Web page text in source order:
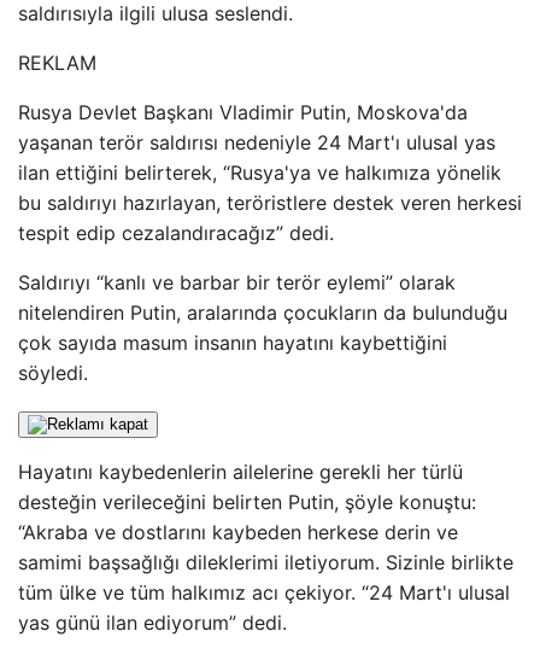
saldırısıyla ilgili ulusa seslendi.
REKLAM
Rusya Devlet Başkanı Vladimir Putin, Moskova'da
yaşanan terör saldırısı nedeniyle 24 Mart'ı ulusal yas
ilan ettiğini belirterek, “Rusya'ya ve halkımıza yönelik
bu saldırıyı hazırlayan, teröristlere destek veren herkesi
tespit edip cezalandıracağız” dedi.
Saldırıyı “kanlı ve barbar bir terör eylemi” olarak
nitelendiren Putin, aralarında çocukların da bulunduğu
çok sayıda masum insanın hayatını kaybettiğini
söyledi.
Hayatını kaybedenlerin ailelerine gerekli her türlü
desteğin verileceğini belirten Putin, şöyle konuştu:
“Akraba ve dostlarını kaybeden herkese derin ve
samimi başsağlığı dileklerimi iletiyorum. Sizinle birlikte
tüm ülke ve tüm halkımız acı çekiyor. “24 Mart'ı ulusal
yas günü ilan ediyorum” dedi.